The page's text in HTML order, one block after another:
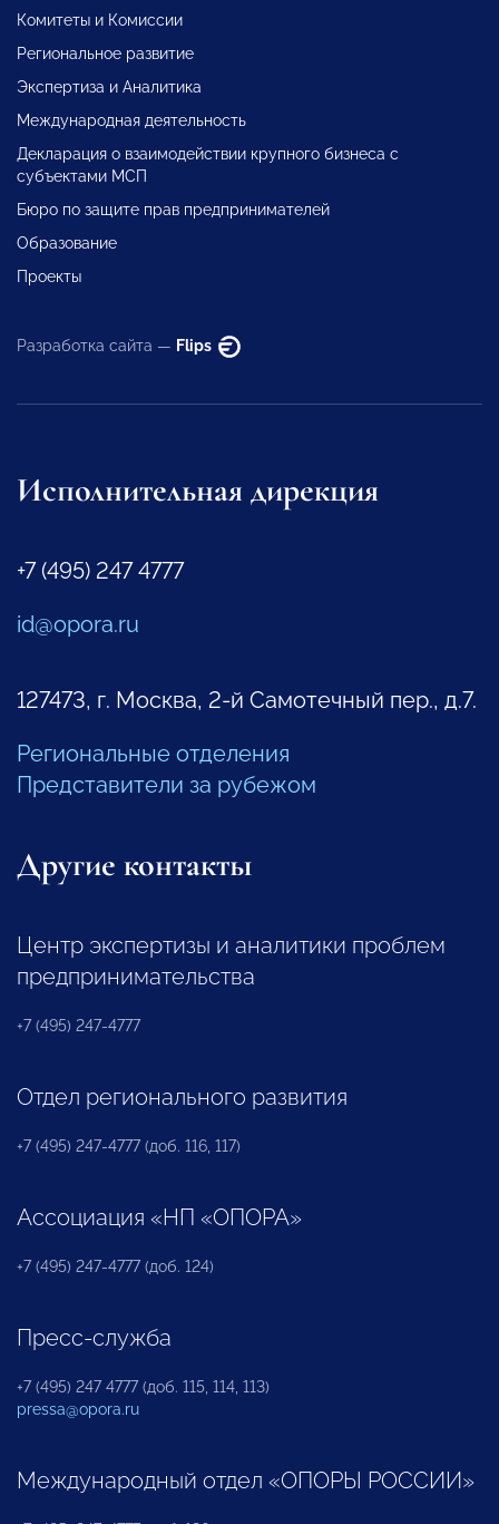
Комитеты и Комиссии
Региональное развитие
Экспертиза и Аналитика
Международная деятельность
Декларация о взаимодействии крупного бизнеса с
субъектами МСП
Бюро по защите прав предпринимателей
Образование
Проекты
Разработка сайта — Flips
Исполнительная дирекция
+7 (495) 247 4777
id@opora.ru
127473, г. Москва, 2-й Самотечный пер., д.7.
Региональные отделения
Представители за рубежом
Другие контакты
Центр экспертизы и аналитики проблем
предпринимательства
+7 (495) 247-4777
Отдел регионального развития
+7 (495) 247-4777 (доб. 116, 117)
Ассоциация «НП «ОПОРА»
+7 (495) 247-4777 (доб. 124)
Пресс-служба
+7 (495) 247 4777 (доб. 115, 114, 113)
pressa@opora.ru
Международный отдел «ОПОРЫ РОССИИ»